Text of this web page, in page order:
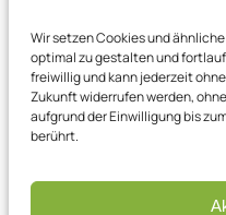
Wir setzen Cookies und
optimal zu gestalten und
freiwillig und kann jederzeit
Zukunft widerrufen werden,
aufgrund der Einwilligung bis
berührt.
Kleingärtnerverein
Ziegelgrund 26
41069